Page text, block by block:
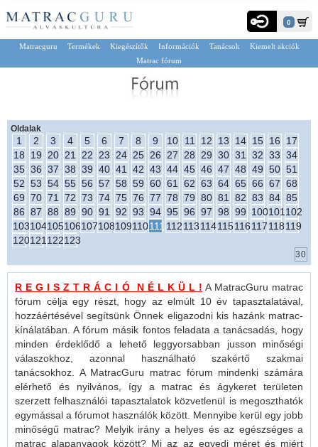
0
Matracguru Termékek Kiegészítők Információk Tanácsok
Kiemelt akciók
Matrac fórum
Oldalak
1 2 3 4 5 6 7 8 9 10 11 12 13 14 15 16
17
18
19 20 21 22 23 24 25 26 27 28 29 30 31 32 33 34
35 36 37 38 39 40 41 42 43 44 45 46 47 48 49 50 51
52 53 54 55 56 57 58 59 60 61 62 63 64 65 66 67 68
69 70 71 72 73 74 75 76 77 78 79 80 81 82 83 84 85
86 87 88 89 90 91 92 93 94 95 96 97 98 99 100101 102
103104105106107108109110111 112113114115116117118119
120121 122123
R E G I S Z T R Á C I Ó N É L K Ü L ! A MatracGuru matrac
fórum célja egy részt, hogy az elmúlt 10 év tapasztalatával,
hozzáértésével segítsünk Önnek eligazodni kis hazánk matrac-
kínálatában. A fórum másik fontos feladata a tanácsadás, hogy
minden érdeklődő a lehető leggyorsabban jusson minőségi
válaszokhoz, azonnal használható szakértő szakmai
tanácsokhoz. A MatracGuru matrac fórum mindenki számára
elérhető és nyilvános, így a matrac és ágykeret területen
szerzett felhasználói tapasztalatok közvetlenül is megoszthatók
egymással a fórumot használók között. Mennyibe kerül egy jobb
minőségű matrac? Melyik irány a helyes és az egészséges a
matrac alapanyagok között? Mi az az egyedi méret és miért